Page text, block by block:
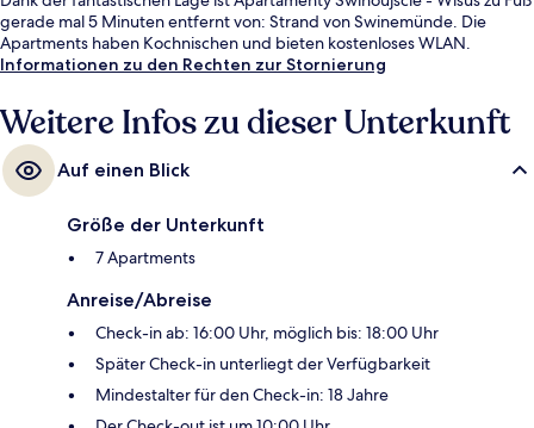
gerade mal 5 Minuten entfernt von: Strand von Swinemünde. Die
Apartments haben Kochnischen und bieten kostenloses WLAN.
Informationen zu den Rechten zur Stornierung
Weitere Infos zu dieser Unterkunft
Auf einen Blick
Größe der Unterkunft
7 Apartments
Anreise/Abreise
Check-in ab: 16:00 Uhr, möglich bis: 18:00 Uhr
Später Check-in unterliegt der Verfügbarkeit
Mindestalter für den Check-in: 18 Jahre